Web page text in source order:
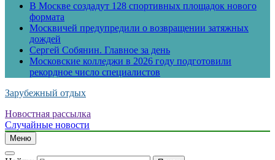
В Москве создадут 128 спортивных площадок нового
формата
Москвичей предупредили о возвращении затяжных
дождей
Сергей Собянин. Главное за день
Московские колледжи в 2026 году подготовили
рекордное число специалистов
Зарубежный отдых
Новостная рассылка
Случайные новости
Меню